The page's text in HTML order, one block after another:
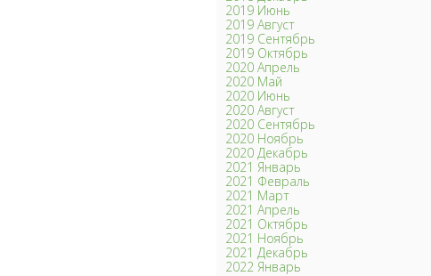
2019 Июнь
2019 Август
2019 Сентябрь
2019 Октябрь
2020 Апрель
2020 Май
2020 Июнь
2020 Август
2020 Сентябрь
2020 Ноябрь
2020 Декабрь
2021 Январь
2021 Февраль
2021 Март
2021 Апрель
2021 Октябрь
2021 Ноябрь
2021 Декабрь
2022 Январь